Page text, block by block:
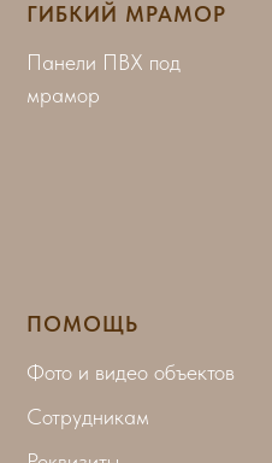
ГИБКИЙ МРАМОР
Панели ПВХ под
мрамор
ПОМОЩЬ
Фото и видео объектов
Сотрудникам